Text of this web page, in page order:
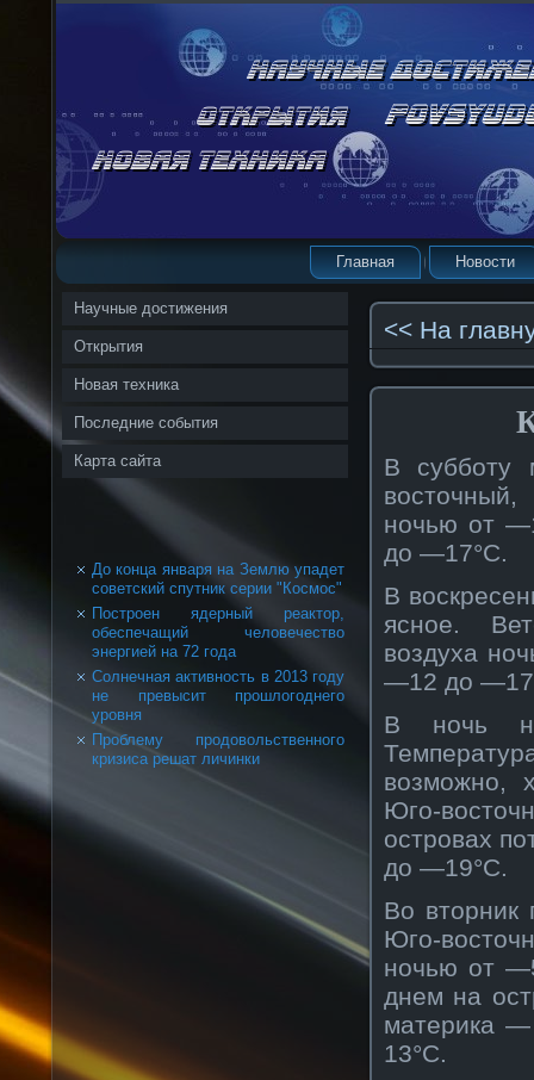
Главная Новости
Научные достижения
Открытия
Новая техника
Последние события
Карта сайта
До конца января на Землю упадет
советский спутник серии "Космос"
Построен ядерный реактор,
обеспечащий человечество
энергией на 72 года
Солнечная активность в 2013 году
не превысит прошлогоднего
уровня
Проблему продовольственного
кризиса решат личинки
<< На
В субботу
ночью от
до —17°C.
В
ясное.
воздуха
—12 до
В ночь
возможно,
Юго-
островах
до —19°C.
Во вторник
Юго-
ночью от
днем на
материка
13°C.